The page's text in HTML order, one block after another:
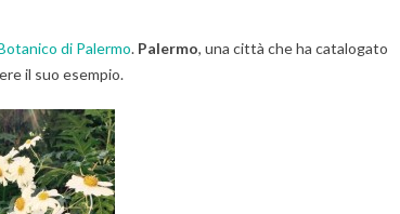
di Palermo. Palermo, una città che ha catalogato
il suo esempio.